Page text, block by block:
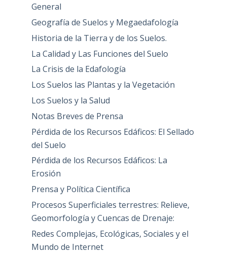
General
Geografía de Suelos y Megaedafología
Historia de la Tierra y de los Suelos.
La Calidad y Las Funciones del Suelo
La Crisis de la Edafología
Los Suelos las Plantas y la Vegetación
Los Suelos y la Salud
Notas Breves de Prensa
Pérdida de los Recursos Edáficos: El Sellado
del Suelo
Pérdida de los Recursos Edáficos: La
Erosión
Prensa y Política Científica
Procesos Superficiales terrestres: Relieve,
Geomorfología y Cuencas de Drenaje:
Redes Complejas, Ecológicas, Sociales y el
Mundo de Internet